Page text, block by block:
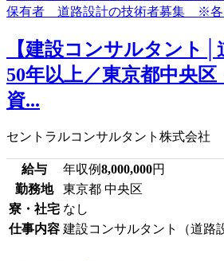
【建設コンサルタント
50年以上／東京都中央
資...
セントラルコンサルタント株式会社
給与 年収例8,000,000円
勤務地
東京都 中央区
寮・社宅 なし
仕事内容 建設コンサルタント（道路